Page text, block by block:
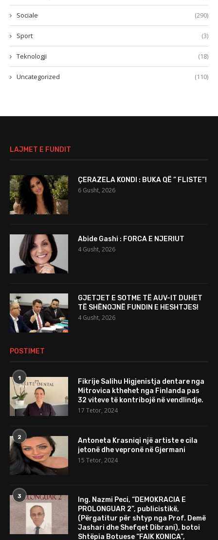
Sociale (290)
Sport (3)
Teknologji (18)
Uncategorized (110)
LAJMET E FUNDIT
ÇERAZELA KONDI : BUKA QË ” FLISTE”!
6 Gusht, 2026
Abide Gashi : FORCA E NJERIUT
4 Gusht, 2026
GJETJET E SOTME TË AUV-IT DUHET
TË SHËNOJNË FUNDIN E HESHTJES!
4 Gusht, 2026
POSTIMET
1
Fikrije Salihu Higjenistja dentare nga
Mitrovica kthehet nga Finlanda pas
32 viteve të kontribojë në vendlindje.
17 Tetor, 2024
2
Antoneta Krasniqi një artiste e cila
jetonë dhe vepronë në Gjermani
15 Tetor, 2024
3
Ing. Nazmi Peci, “DEMOKRACIA E
PROLONGUAR 2”, publicistikë,
(Përgatitur për shtyp nga Prof. Demë
Jashari dhe Shefqet Dibrani), botoi
Shtëpia Botuese “FAIK KONICA”,